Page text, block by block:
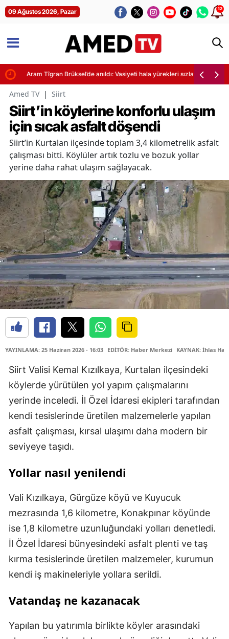
09 Ağustos 2026, Pazar 12
Aram Tîgran Brüksel’de anıldı: Vasiyeti hala yürekleri sızlatıyor
Amed TV | Siirt
Siirt’in köylerine konforlu ulaşım
için sıcak asfalt döşendi
Siirt’in Kurtalan ilçesinde toplam 3,4 kilometrelik asfalt
çalışması bitti. Köylüler artık tozlu ve bozuk yollar
yerine daha rahat ulaşım sağlayacak.
YAYINLAMA: 25 Haziran 2026 - 16:03 EDİTÖR: Haber Merkezi KAYNAK: İhlas
Siirt Valisi Kemal Kızılkaya, Kurtalan ilçesindeki
köylerde yürütülen yol yapım çalışmalarını
yerinde inceledi. İl Özel İdaresi ekipleri tarafından
kendi tesislerinde üretilen malzemelerle yapılan
asfalt çalışması, kırsal ulaşımı daha modern bir
seviyeye taşıdı.
Yollar nasıl yenilendi
Vali Kızılkaya, Gürgüze köyü ve Kuyucuk
mezrasında 1,6 kilometre, Konakpınar köyünde
ise 1,8 kilometre uzunluğundaki yolları denetledi.
İl Özel İdaresi bünyesindeki asfalt plenti ve taş
kırma tesislerinde üretilen malzemeler, kurumun
kendi iş makineleriyle yollara serildi.
Vatandaş ne kazanacak
Yapılan bu yatırımla birlikte köyler arasındaki